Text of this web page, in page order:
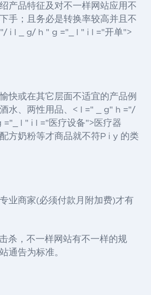
产品特征及对不一样网站应用不
手；且务必是转换率较高并且不
i l _ g/ h " g ="_ l " i l ="开单">
快或在其它层面不适宜的产品例
水、两性用品、< l =" _ g" h ="/
l " i l ="医疗设备">医疗器
方奶粉等才商品就不符P i y 的类
业商家(必须付款月附加费)才有
杀，不一样网站有不一样的规
通告为标准。